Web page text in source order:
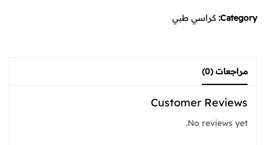
Category: كراسي طبي
مراجعات (0)
Customer Reviews
No reviews yet.